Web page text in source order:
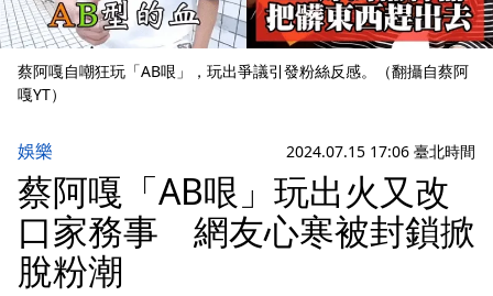
蔡阿嘎自嘲狂玩「AB哏」，玩出爭議引發粉絲反感。（翻攝自蔡阿
嘎YT）
娛樂 2024.07.15 17:06 臺北時間
蔡阿嘎「AB哏」玩出火又改
口家務事 網友心寒被封鎖掀
脫粉潮